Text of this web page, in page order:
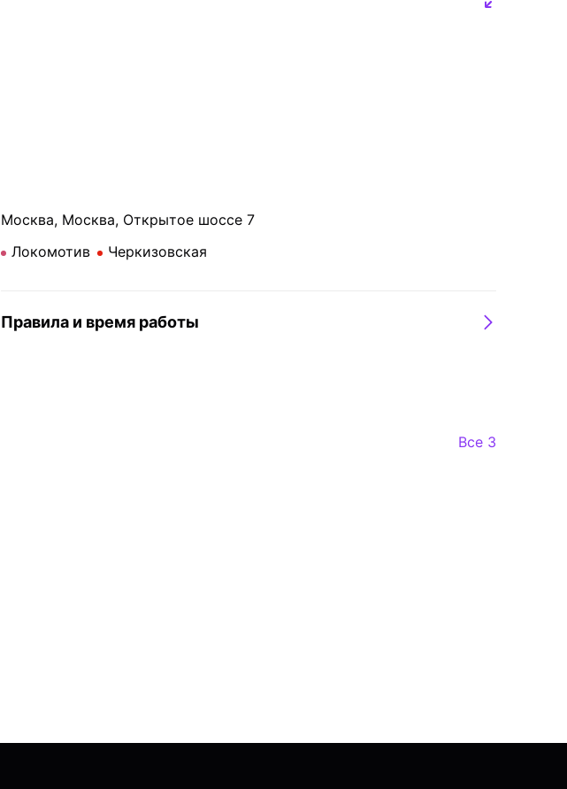
Москва, Москва, Открытое шоссе 7
Локомотив
Черкизовская
Правила и время работы
Все 3